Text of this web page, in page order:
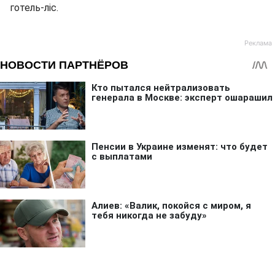
готель-ліс.